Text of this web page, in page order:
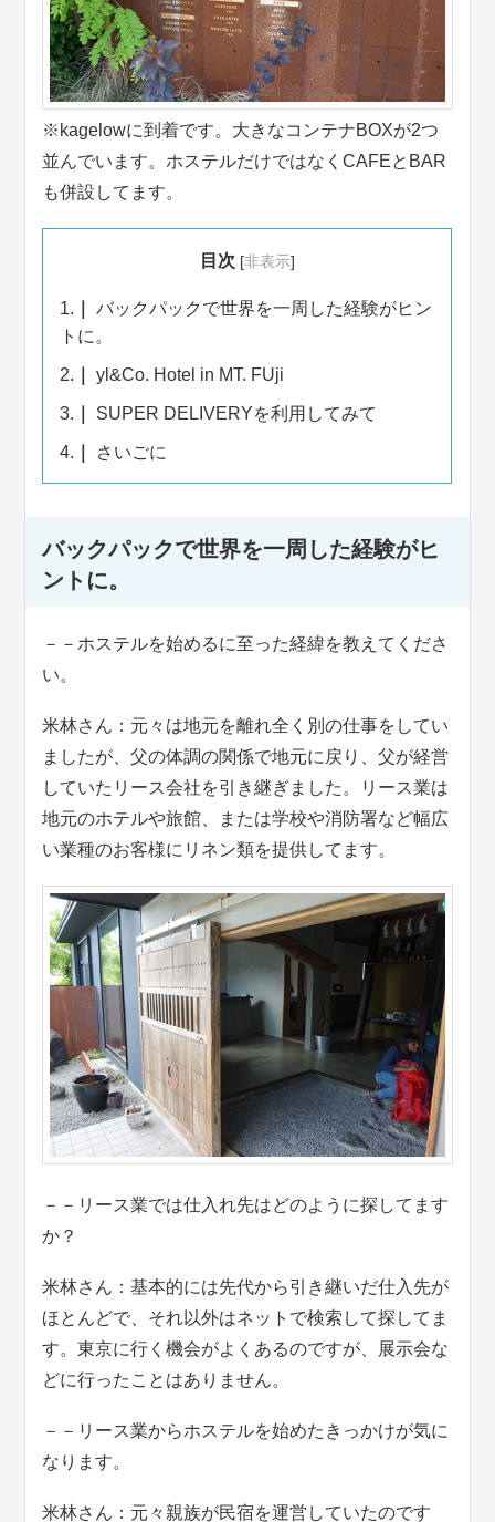
※kagelowに到着です。大きなコンテナBOXが2つ
並んでいます。ホステルだけではなくCAFEとBAR
も併設してます。
目次 [非表示]
1.
バックパックで世界を一周した経験がヒン
トに。
2. yl&Co. Hotel in MT. FUji
3. SUPER DELIVERYを利用してみて
4. さいごに
バックパックで世界を一周した経験がヒ
ントに。
－－ホステルを始めるに至った経緯を教えてくださ
い。
米林さん：元々は地元を離れ全く別の仕事をしてい
ましたが、父の体調の関係で地元に戻り、父が経営
していたリース会社を引き継ぎました。リース業は
地元のホテルや旅館、または学校や消防署など幅広
い業種のお客様にリネン類を提供してます。
－－リース業では仕入れ先はどのように探してます
か？
米林さん：基本的には先代から引き継いだ仕入先が
ほとんどで、それ以外はネットで検索して探してま
す。東京に行く機会がよくあるのですが、展示会な
どに行ったことはありません。
－－リース業からホステルを始めたきっかけが気に
なります。
米林さん：元々親族が民宿を運営していたのです